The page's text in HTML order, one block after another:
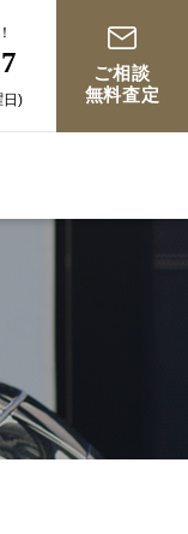
日)
ご相談
無料査定